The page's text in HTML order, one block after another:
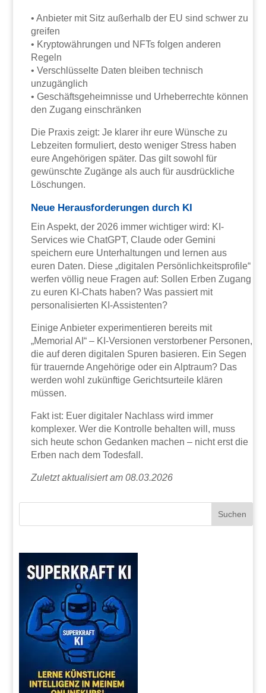
• Anbieter mit Sitz außerhalb der EU sind schwer zu
greifen
• Kryptowährungen und NFTs folgen anderen
Regeln
• Verschlüsselte Daten bleiben technisch
unzugänglich
• Geschäftsgeheimnisse und Urheberrechte können
den Zugang einschränken
Die Praxis zeigt: Je klarer ihr eure Wünsche zu
Lebzeiten formuliert, desto weniger Stress haben
eure Angehörigen später. Das gilt sowohl für
gewünschte Zugänge als auch für ausdrückliche
Löschungen.
Neue Herausforderungen durch KI
Ein Aspekt, der 2026 immer wichtiger wird: KI-
Services wie ChatGPT, Claude oder Gemini
speichern eure Unterhaltungen und lernen aus
euren Daten. Diese „digitalen Persönlichkeitsprofile“
werfen völlig neue Fragen auf: Sollen Erben Zugang
zu euren KI-Chats haben? Was passiert mit
personalisierten KI-Assistenten?
Einige Anbieter experimentieren bereits mit
„Memorial AI“ – KI-Versionen verstorbener Personen,
die auf deren digitalen Spuren basieren. Ein Segen
für trauernde Angehörige oder ein Alptraum? Das
werden wohl zukünftige Gerichtsurteile klären
müssen.
Fakt ist: Euer digitaler Nachlass wird immer
komplexer. Wer die Kontrolle behalten will, muss
sich heute schon Gedanken machen – nicht erst die
Erben nach dem Todesfall.
Zuletzt aktualisiert am 08.03.2026